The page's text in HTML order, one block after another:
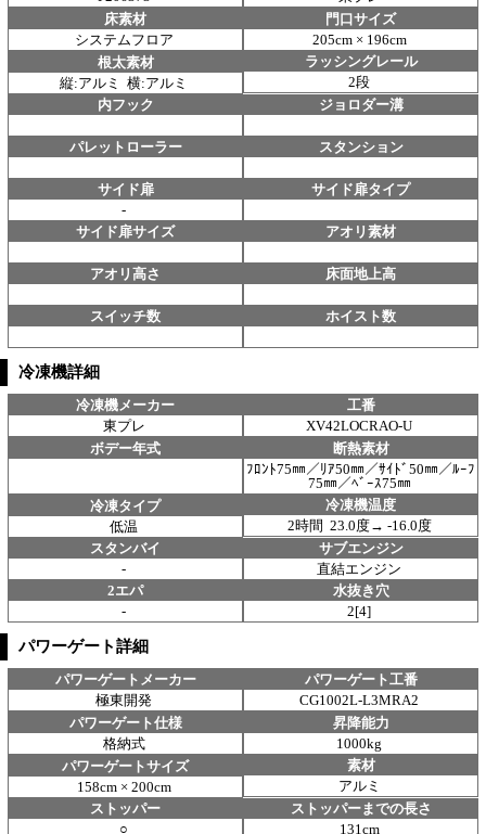
床素材
システムフロア
門口サイズ
205cm × 196cm
根太素材
縦:アルミ 横:アルミ
ラッシングレール
2段
内フック
ジョロダー溝
パレットローラー スタンション
サイド扉
-
サイド扉タイプ
サイド扉サイズ アオリ素材
アオリ高さ 床面地上高
スイッチ数 ホイスト数
冷凍機詳細
冷凍機メーカー
東プレ
工番
XV42LOCRAO-U
ボデー年式
断熱素材
ﾌﾛﾝﾄ75㎜／ﾘｱ50㎜／ｻｲﾄﾞ50㎜／ﾙｰﾌ
75㎜／ﾍﾞｰｽ75㎜
冷凍タイプ
低温
冷凍機温度
2時間 23.0度→ -16.0度
スタンバイ
-
サブエンジン
直結エンジン
2エパ
-
水抜き穴
2[4]
パワーゲート詳細
パワーゲートメーカー
極東開発
パワーゲート工番
CG1002L-L3MRA2
パワーゲート仕様
格納式
昇降能力
1000kg
パワーゲートサイズ
158cm × 200cm
素材
アルミ
ストッパー
○
ストッパーまでの長さ
131cm